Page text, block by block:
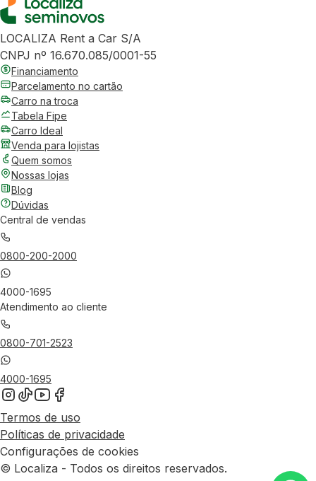
LOCALIZA Rent a Car S/A
CNPJ nº 16.670.085/0001-55
Financiamento
Parcelamento no cartão
Carro na troca
Tabela Fipe
Carro Ideal
Venda para lojistas
Quem somos
Nossas lojas
Blog
Dúvidas
Central de vendas
0800-200-2000
4000-1695
Atendimento ao cliente
0800-701-2523
4000-1695
Termos de uso
Políticas de privacidade
Configurações de cookies
© Localiza - Todos os direitos reservados.